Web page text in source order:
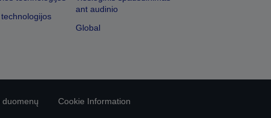
ant audinio
Global
duomenų
Cookie Information